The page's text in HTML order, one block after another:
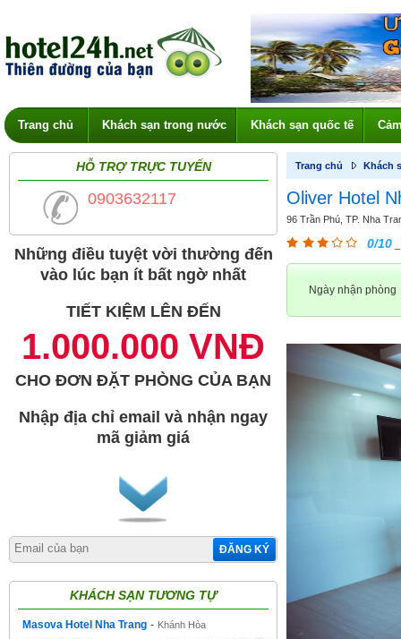
Trang chủ Khách sạn trong nước Khách sạn quốc tế
HỖ TRỢ TRỰC TUYẾN
0903632117
Những điều tuyệt vời thường đến
vào lúc bạn ít bất ngờ nhất
TIẾT KIỆM LÊN ĐẾN
1.000.000 VNĐ
CHO ĐƠN ĐẶT PHÒNG CỦA BẠN
Nhập địa chỉ email và nhận ngay
mã giảm giá
ĐĂNG KÝ
KHÁCH SẠN TƯƠNG TỰ
Masova Hotel Nha Trang - Khánh Hòa
Trang chủ Khách
Oliver Hotel
96 Trần Phú, TP. Nha
0/10
Ngày nhận phòng